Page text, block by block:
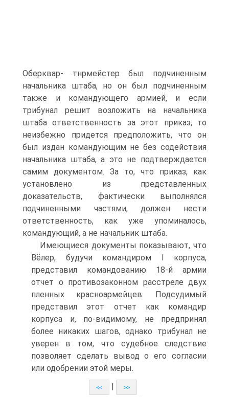
Оберквар- тнрмейстер был подчиненным
начальника штаба, но он был подчиненным
также и командующего армией, и если
трибунал решит возложить на начальника
штаба ответственность за этот приказ, то
неизбежно придется предположить, что он
был издан командующим не без содействия
начальника штаба, а это не подтверждается
самим документом. За то, что приказ, как
установлено из представленных
доказательств, фактически выполнялся
подчиненными частями, должен нести
ответственность, как уже упоминалось,
командующий, а не начальник штаба.
Имеющиеся документы показывают, что
Вёлер, будучи командиром I корпуса,
представил командованию 18-й армии
отчет о противозаконном расстреле двух
пленных красноармейцев. Подсудимый
представил этот отчет как командир
корпуса и, по-видимому, не предпринял
более никаких шагов, однако трибунал не
уверен в том, что судебное следствие
позволяет сделать вывод о его согласии
или одобрении этой меры.
<< >>